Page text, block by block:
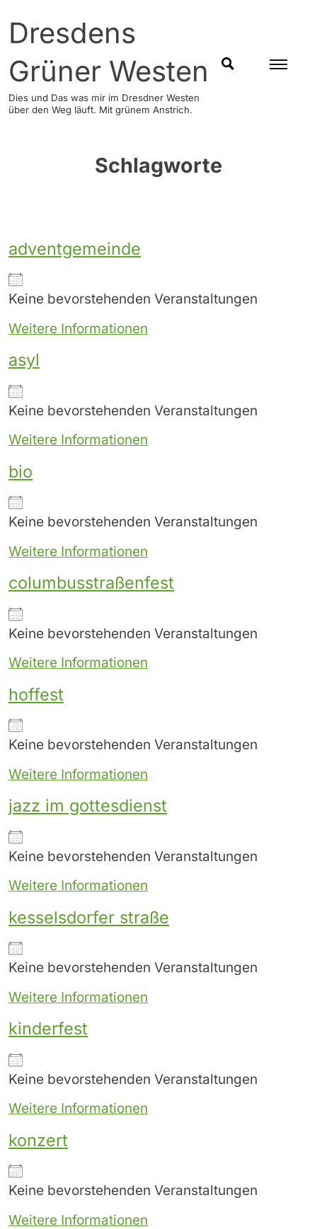
content
Dresdens
Grüner Westen
Dies und Das was mir im Dresdner Westen
über den Weg läuft. Mit grünem Anstrich.
SUCHEN
Schlagworte
adventgemeinde
Keine bevorstehenden Veranstaltungen
Weitere Informationen
asyl
Keine bevorstehenden Veranstaltungen
Weitere Informationen
bio
Keine bevorstehenden Veranstaltungen
Weitere Informationen
columbusstraßenfest
Keine bevorstehenden Veranstaltungen
Weitere Informationen
hoffest
Keine bevorstehenden Veranstaltungen
Weitere Informationen
jazz im gottesdienst
Keine bevorstehenden Veranstaltungen
Weitere Informationen
kesselsdorfer straße
Keine bevorstehenden Veranstaltungen
Weitere Informationen
kinderfest
Keine bevorstehenden Veranstaltungen
Weitere Informationen
konzert
Keine bevorstehenden Veranstaltungen
Weitere Informationen